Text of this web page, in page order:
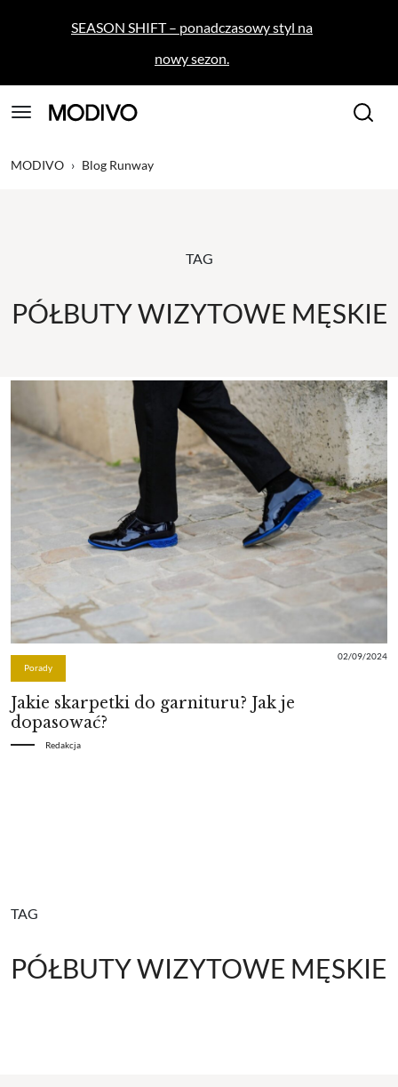
SEASON SHIFT – ponadczasowy styl na
nowy sezon.
MODIVO › Blog Runway
TAG
PÓŁBUTY WIZYTOWE MĘSKIE
Porady
02/09/2024
Jakie skarpetki do garnituru? Jak je
dopasować?
Redakcja
TAG
PÓŁBUTY WIZYTOWE MĘSKIE